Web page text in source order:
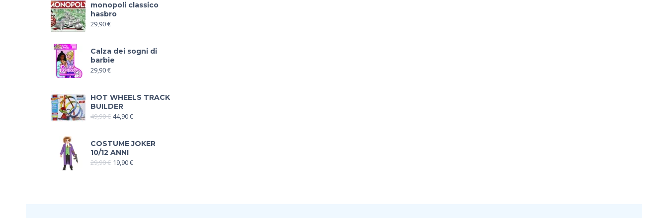
monopoli classico
hasbro
29,90€
Calza dei sogni di
barbie
29,90€
HOT WHEELS TRACK
BUILDER
49,90€ 44,90€
COSTUME JOKER
10/12 ANNI
29,90€ 19,90€